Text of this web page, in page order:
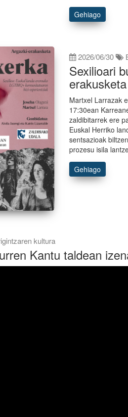
Gehiago
2026/06/30
Sexilioari
erakusketa
Martxel Larrazak
17:30ean
zaldibitarrek ere
Euskal Herriko
sentsazioak
prozesu isila
Gehiago
kultura
Kantu taldean